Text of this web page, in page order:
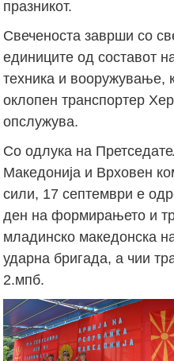
празникот.
Свеченоста заврши со
единиците од составот
техника и вооружување,
оклопен транспортер
опслужува.
Со одлука на
Македонија и Врховен
сили, 17 септември е
ден на формирањето и
младинско македонска
ударна бригада, а чии
2.мпб.